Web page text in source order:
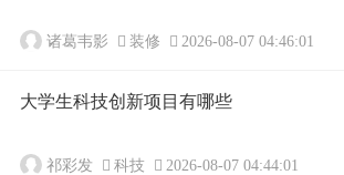
诸葛韦影 装修 2026-08-07 04:46:01
大学生科技创新项目有哪些
祁彩发 科技 2026-08-07 04:44:01